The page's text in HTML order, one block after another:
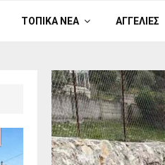
ΤΟΠΙΚΆ ΝΈΑ ΑΓΓΕΛΊΕΣ